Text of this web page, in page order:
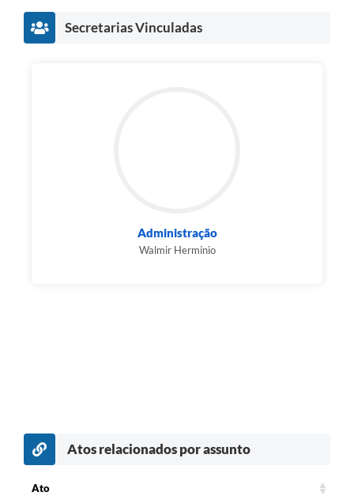
Secretarias Vinculadas
Administração
Walmir Herminio
Atos relacionados por assunto
Ato